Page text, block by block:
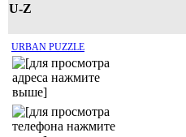
U-Z
URBAN PUZZLE